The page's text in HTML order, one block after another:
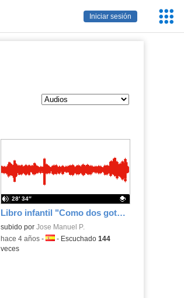
Iniciar sesión
Libro infantil "Como dos gotas de Agua" GEMELOS
Contenido educativo.
subido por Jose Manuel P.
28′ 34″
-hace 4 años- Idioma:
- Escuchado 144
veces